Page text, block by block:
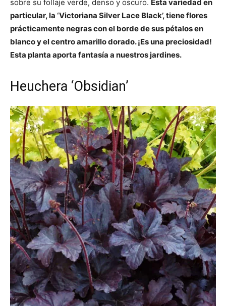
sobre su follaje verde, denso y oscuro. Esta variedad en
particular, la ‘Victoriana Silver Lace Black’, tiene flores
prácticamente negras con el borde de sus pétalos en
blanco y el centro amarillo dorado. ¡Es una preciosidad!
Esta planta aporta fantasía a nuestros jardines.
Heuchera ‘Obsidian’